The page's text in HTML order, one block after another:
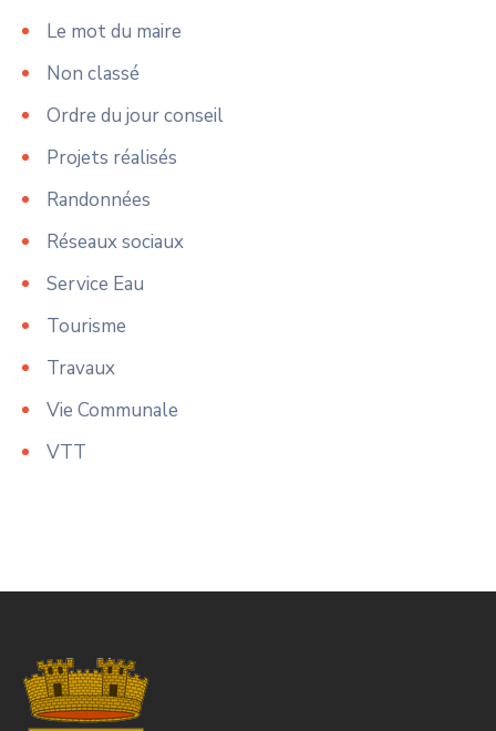
Le mot du maire
Non classé
Ordre du jour conseil
Projets réalisés
Randonnées
Réseaux sociaux
Service Eau
Tourisme
Travaux
Vie Communale
VTT